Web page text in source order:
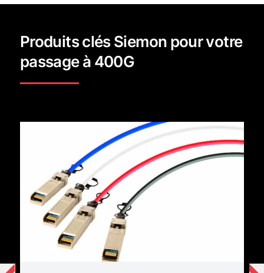
Produits clés Siemon pour votre
passage à 400G